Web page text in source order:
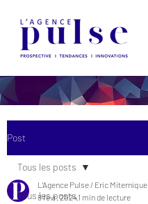
Post
Tous les posts
Tous les posts
L'Agence Pulse / Eric Miternique
8 févr. 20241 min de lecture